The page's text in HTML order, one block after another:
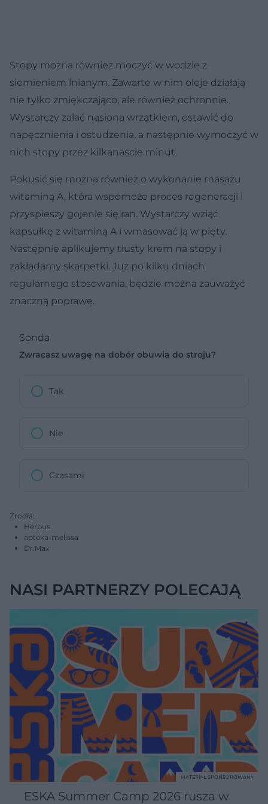
Stopy można również moczyć w wodzie z
siemieniem lnianym. Zawarte w nim oleje działają
nie tylko zmiękczająco, ale również ochronnie.
Wystarczy zalać nasiona wrzątkiem, ostawić do
napęcznienia i ostudzenia, a następnie wymoczyć w
nich stopy przez kilkanaście minut.
Pokusić się można również o wykonanie masażu
witaminą A, która wspomoże proces regeneracji i
przyspieszy gojenie się ran. Wystarczy wziąć
kapsułkę z witaminą A i wmasować ją w pięty.
Następnie aplikujemy tłusty krem na stopy i
zakładamy skarpetki. Już po kilku dniach
regularnego stosowania, będzie można zauważyć
znaczną poprawę.
Sonda
Zwracasz uwagę na dobór obuwia do stroju?
Tak
Nie
Czasami
Źródła:
Herbus
apteka-melissa
Dr.Max
NASI PARTNERZY POLECAJĄ
ESKA Summer Camp 2026 rusza w
MATERIAŁ SPONSOROWANY